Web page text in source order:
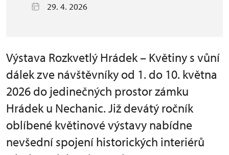
29. 4. 2026
Výstava Rozkvetlý Hrádek – Květiny s vůní
dálek zve návštěvníky od 1. do 10. května
2026 do jedinečných prostor zámku
Hrádek u Nechanic. Již devátý ročník
oblíbené květinové výstavy nabídne
nevšední spojení historických interiérů